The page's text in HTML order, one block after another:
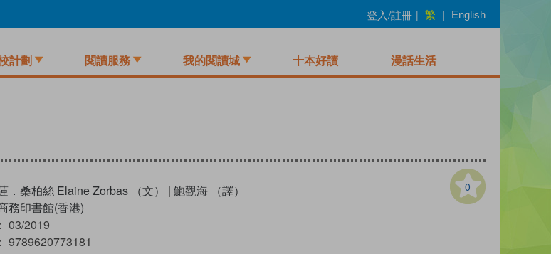
登入/註冊 | 繁 | English
計劃 閱讀服務 我的閱讀城 十本好讀 漫話生活
0
．桑柏絲 Elaine Zorbas （文） | 鮑觀海 （譯）
務印書館(香港)
03/2019
9789620773181